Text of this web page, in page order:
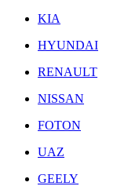
KIA
HYUNDAI
RENAULT
NISSAN
FOTON
UAZ
GEELY